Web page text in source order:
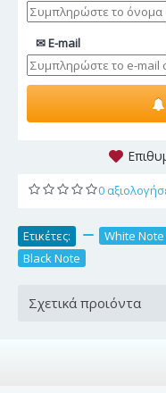
✉ E-mail
0
Ετικέτες: White
Black Note
Σχετικά προιόντα